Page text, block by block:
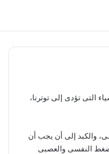
التى تؤدى إلى توترنا،
والكبد إلى أن يجب أن
النفسى والعصبى